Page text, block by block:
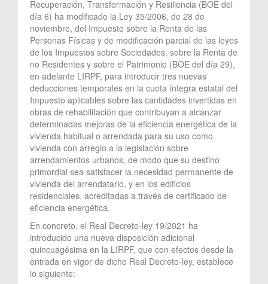
Recuperación, Transformación y Resiliencia (BOE del
día 6) ha modificado la Ley 35/2006, de 28 de
noviembre, del Impuesto sobre la Renta de las
Personas Físicas y de modificación parcial de las leyes
de los Impuestos sobre Sociedades, sobre la Renta de
no Residentes y sobre el Patrimonio (BOE del día 29),
en adelante LIRPF, para introducir tres nuevas
deducciones temporales en la cuota íntegra estatal del
Impuesto aplicables sobre las cantidades invertidas en
obras de rehabilitación que contribuyan a alcanzar
determinadas mejoras de la eficiencia energética de la
vivienda habitual o arrendada para su uso como
vivienda con arreglo a la legislación sobre
arrendamientos urbanos, de modo que su destino
primordial sea satisfacer la necesidad permanente de
vivienda del arrendatario, y en los edificios
residenciales, acreditadas a través de certificado de
eficiencia energética.
En concreto, el Real Decreto-ley 19/2021 ha
introducido una nueva disposición adicional
quincuagésima en la LIRPF, que con efectos desde la
entrada en vigor de dicho Real Decreto-ley, establece
lo siguiente: